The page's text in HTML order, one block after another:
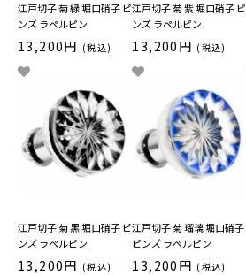
江戸切子 菊 緑 堀口硝子 ピ
ンズ ラペルピン
13,200円 (税込)
江戸切子 菊 紫 堀口硝子 ピ
ンズ ラペルピン
13,200円 (税込)
江戸切子 菊 黒 堀口硝子 ピ
ンズ ラペルピン
13,200円 (税込)
江戸切子 菊 瑠璃 堀口硝子
ピンズ ラペルピン
13,200円 (税込)